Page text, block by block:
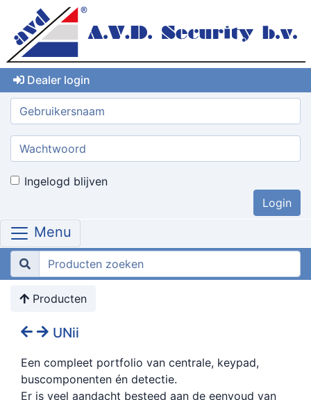
Dealer login
Gebruikersnaam:
Wachtwoord:
Ingelogd blijven
Menu
Producten
UNii
Een compleet portfolio van centrale, keypad,
buscomponenten én detectie.
Er is veel aandacht besteed aan de eenvoud van